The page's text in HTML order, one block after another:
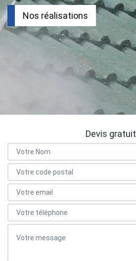
Nos réalisations
Devis gratuit